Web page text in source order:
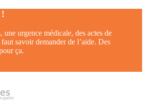
urgence médicale, des actes de
savoir demander de l’aide. Des
ça.